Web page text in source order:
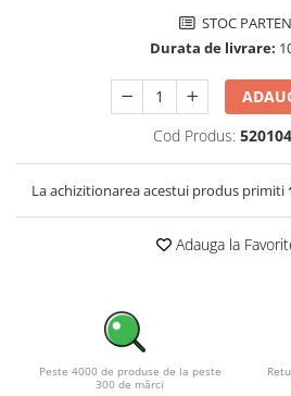
Sisteme fotovoltaice complete
Sisteme fotovoltaice de putere
Sisteme fotovoltaice profesionale
Pachete sisteme fotovoltaice
electrice
Statii de incarcare
Cabluri de incarcare vehicule
Prize de incarcare vehicule
Accesorii
STOC
Durata de livrare:
Cod Produs:
La achizitionarea acestui produs primiti
Adauga la
Peste 4000 de produse de la peste
300 de mărci